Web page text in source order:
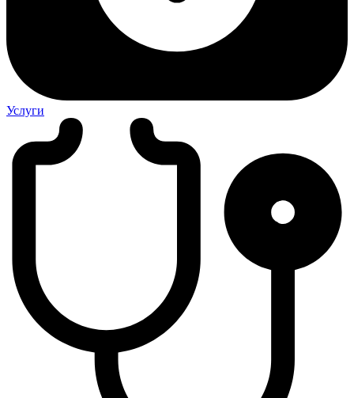
Услуги